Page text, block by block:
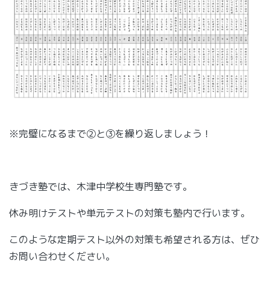
※完璧になるまで②と③を繰り返しましょう！
きづき塾では、木津中学校生専門塾です。
休み明けテストや単元テストの対策も塾内で行います。
このような定期テスト以外の対策も希望される方は、ぜひ
お問い合わせください。